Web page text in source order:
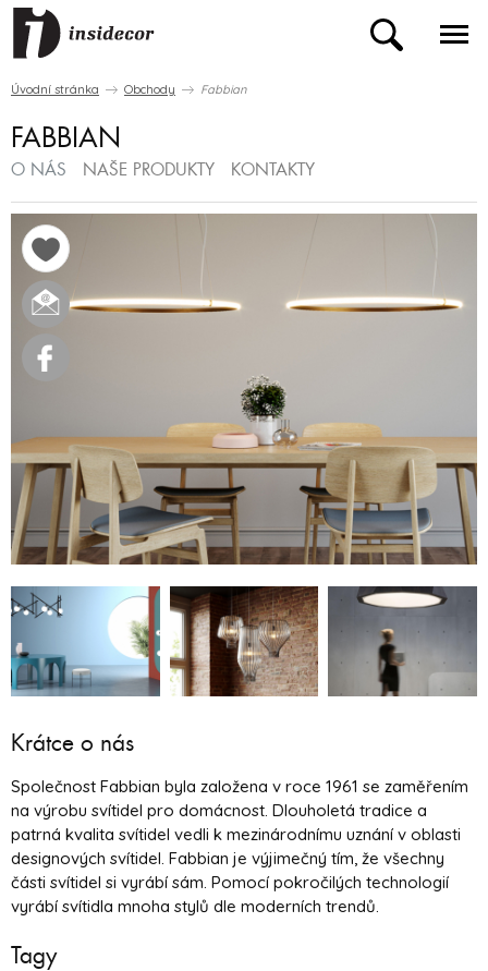
Úvodní stránka Obchody Fabbian
FABBIAN
O NÁS NAŠE PRODUKTY KONTAKTY
Krátce o nás
Společnost Fabbian byla založena v roce 1961 se zaměřením
na výrobu svítidel pro domácnost. Dlouholetá tradice a
patrná kvalita svítidel vedli k mezinárodnímu uznání v oblasti
designových svítidel. Fabbian je výjimečný tím, že všechny
části svítidel si vyrábí sám. Pomocí pokročilých technologií
vyrábí svítidla mnoha stylů dle moderních trendů.
Tagy